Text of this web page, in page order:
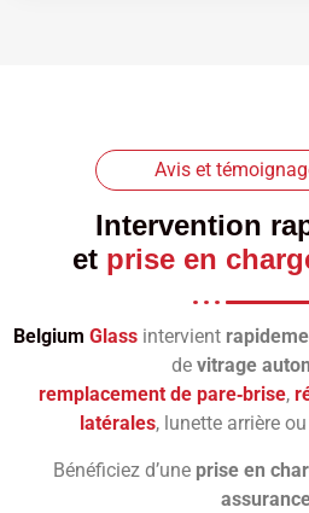
Avis et
Intervention
et prise en
Belgium Glassintervient
de vitrage
remplacement de pare‑brise,
latérales, lunette arrière
Bénéficiez d’une prise en